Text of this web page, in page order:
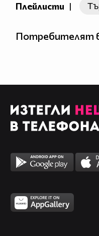
Плейлисти |
Потребителят